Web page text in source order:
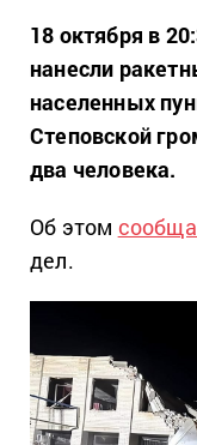
18 октября в
нанесли
населенных
Степовской
два человека.
Об этом
дел.